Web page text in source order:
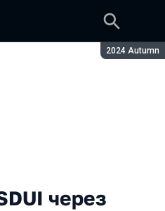
Сезон:
2024 Autumn
через